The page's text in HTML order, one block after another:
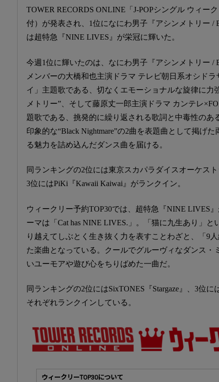
TOWER RECORDS ONLINE「J-POPシングル ウィー
付）が発表され、1位になにわ男子『アシンメトリー /
は超特急『NINE LIVES』が栄冠に輝いた。
今週1位に輝いたのは、なにわ男子『アシンメトリー /
メンバーの大橋和也主演ドラマ テレビ朝日系オシド
イ」主題歌である、切なくエモーショナルな旋律に力
メトリー”、そして藤原丈一郎主演ドラマ カンテレ
題歌である、挑発的に繰り返される歌詞と中毒性のあ
印象的な“Black Nightmare”の2曲を表題曲として掲げ
る魅力を詰め込んだダンス曲を届ける。
同ランキングの2位には東京スカパラダイスオーケス
3位にはPiKi『Kawaii Kaiwai』がランクイン。
ウィークリー予約TOP30では、超特急『NINE LIVES
ーマは「Cat has NINE LIVES.」。「猫に九生あり」
り越えてしぶとく生き抜く力を表すことわざと、「9
た楽曲となっている。クールでグルーヴィなダンス・
いユーモアや遊び心をちりばめた一曲だ。
同ランキングの2位にはSixTONES『Stargaze』、3位に
それぞれランクインしている。
ウィークリーTOP30について